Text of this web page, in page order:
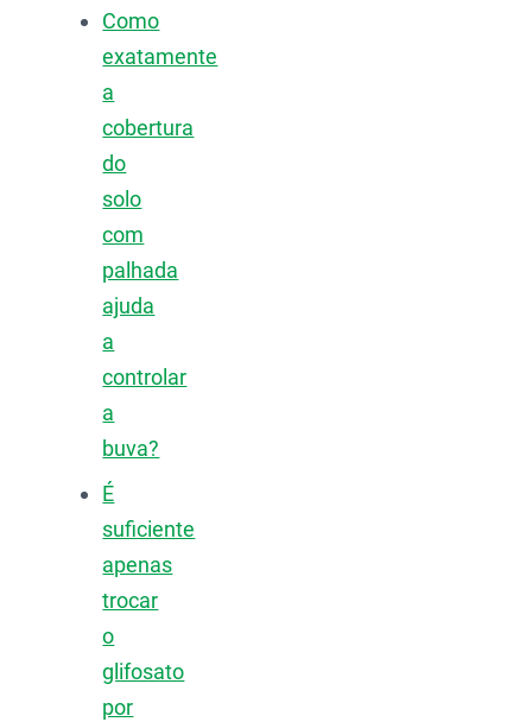
Como
exatamente
a
cobertura
do
solo
com
palhada
ajuda
a
controlar
a
buva?
É
suficiente
apenas
trocar
o
glifosato
por